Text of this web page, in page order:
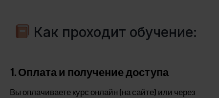
Как проходит обучение:
1. Оплата и получение доступа
Вы оплачиваете курс онлайн (на сайте) или через